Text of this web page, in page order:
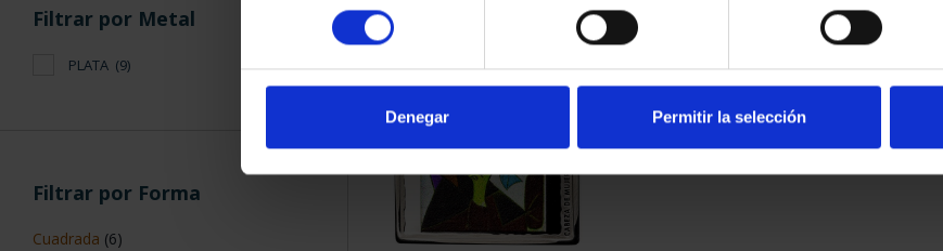
consentimiento
Denegar Permitir la selección
Filtrar por Metal
PLATA (9)
Filtrar por Forma
Cuadrada (6)